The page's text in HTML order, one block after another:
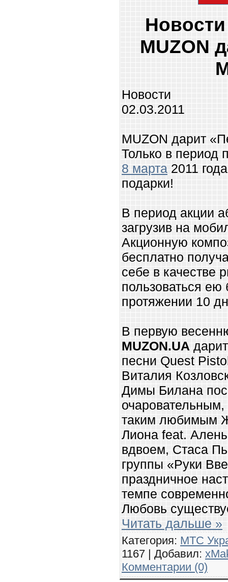
MUZON
Новости
02.03.2011
MUZON дарит
Только в период
8 марта 2011
подарки!
В период акции
загрузив на
Акционную
бесплатно
себе в качестве
пользоваться ею
протяжении 10
В первую
MUZON.UA
песни Quest
Виталия
Димы Билана
таким любимым
Лиона feat.
вдвоем, Стаса
группы «Руки
праздничное
темпе
Любовь
Читать дальше »
Категория: МТС
1167 | Добавил:
Комментарии (0)